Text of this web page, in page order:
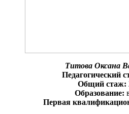
Титова Оксана
Педагогический
Общий стаж:
Образование:
Первая